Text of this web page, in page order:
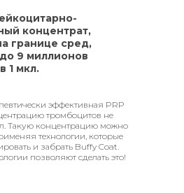
концентрат,
границе сред,
9 миллионов
1 мкл.
эффективная PRP
тромбоцитов не
Такую концентрацию можно
технологии, которые
и забрать Buffy Coat.
позволяют сделать это!